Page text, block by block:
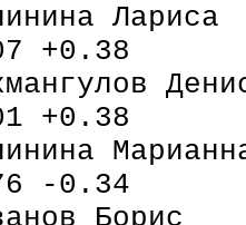
+0.38
+0.38
-0.34